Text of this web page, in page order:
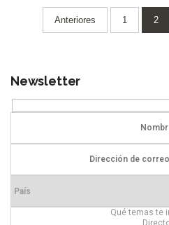
Paginación
entradas
Anteriores 1 2
Newsletter